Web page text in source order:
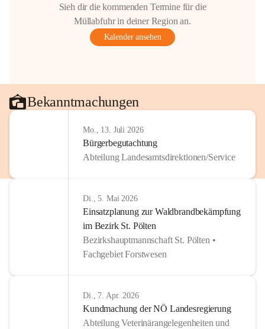
Sieh dir die kommenden Termine für die
Müllabfuhr in deiner Region an.
Kalender ansehen
Bekanntmachungen
Mo., 13. Juli 2026
Bürgerbegutachtung
Abteilung Landesamtsdirektionen/Service
Di., 5. Mai 2026
Einsatzplanung zur Waldbrandbekämpfung
im Bezirk St. Pölten
Bezirkshauptmannschaft St. Pölten •
Fachgebiet Forstwesen
Di., 7. Apr. 2026
Kundmachung der NÖ Landesregierung
Abteilung Veterinärangelegenheiten und